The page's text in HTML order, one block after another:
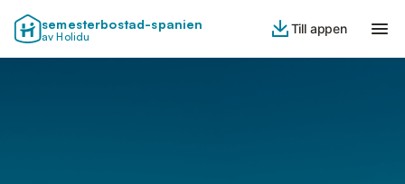
semesterbostad-spanien
av Holidu
Till appen